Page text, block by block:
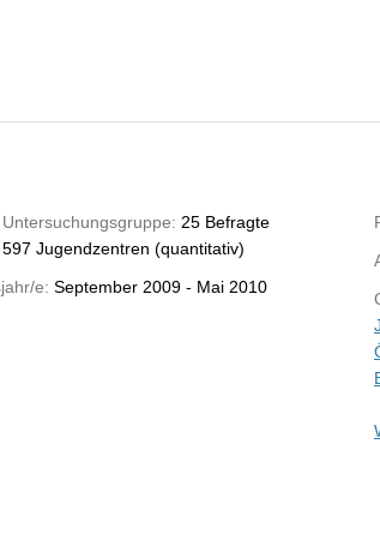
25 Befragte
Jugendzentren (quantitativ)
e: September 2009 - Mai 2010